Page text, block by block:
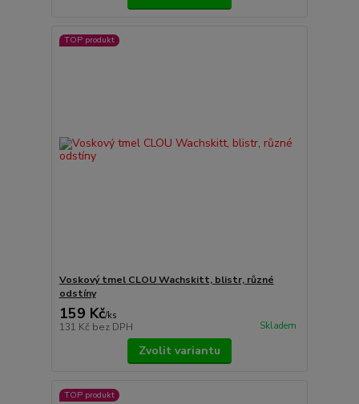
TOP produkt
Voskový tmel CLOU Wachskitt, blistr, různé
odstíny
159 Kč/ks
131 Kč bez DPH Skladem
Zvolit variantu
TOP produkt